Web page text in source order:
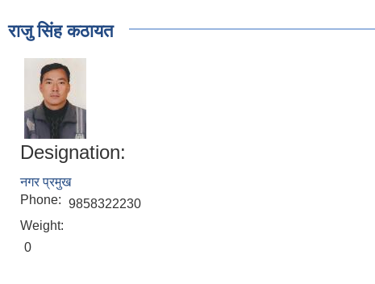
राजु सिंह कठायत
Designation:
नगर प्रमुख
Phone: 9858322230
Weight:
0